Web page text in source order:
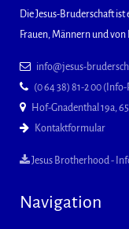
Die Jesus-Bruderschaft
Frauen, Männern und von
info@jesus-
(0 64 38) 81-2 00
Hof-Gnadenthal 19a,
Kontaktformular
Jesus Brotherhood -
Navigation